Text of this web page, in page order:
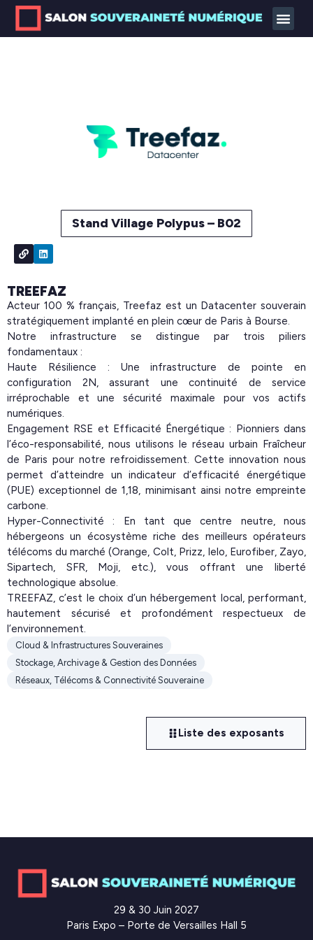
Stand Village Polypus – B02
TREEFAZ
Acteur 100 % français, Treefaz est un Datacenter souverain
stratégiquement implanté en plein cœur de Paris à Bourse.
Notre infrastructure se distingue par trois piliers
fondamentaux :
Haute Résilience : Une infrastructure de pointe en
configuration 2N, assurant une continuité de service
irréprochable et une sécurité maximale pour vos actifs
numériques.
Engagement RSE et Efficacité Énergétique : Pionniers dans
l’éco-responsabilité, nous utilisons le réseau urbain Fraîcheur
de Paris pour notre refroidissement. Cette innovation nous
permet d’atteindre un indicateur d’efficacité énergétique
(PUE) exceptionnel de 1,18, minimisant ainsi notre empreinte
carbone.
Hyper-Connectivité : En tant que centre neutre, nous
hébergeons un écosystème riche des meilleurs opérateurs
télécoms du marché (Orange, Colt, Prizz, Ielo, Eurofiber, Zayo,
Sipartech, SFR, Moji, etc.), vous offrant une liberté
technologique absolue.
TREEFAZ, c’est le choix d’un hébergement local, performant,
hautement sécurisé et profondément respectueux de
l’environnement.
Cloud & Infrastructures Souveraines
Stockage, Archivage & Gestion des Données
Réseaux, Télécoms & Connectivité Souveraine
Liste des exposants
29 & 30 Juin 2027
Paris Expo – Porte de Versailles Hall 5